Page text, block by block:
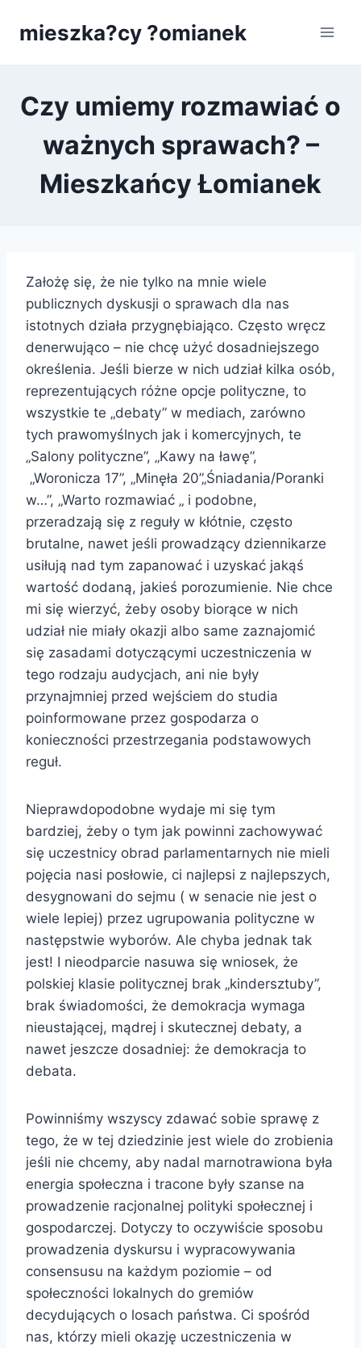
mieszka?cy ?omianek
Czy umiemy rozmawiać o
ważnych sprawach? –
Mieszkańcy Łomianek
Założę się, że nie tylko na mnie wiele
publicznych dyskusji o sprawach dla nas
istotnych działa przygnębiająco. Często wręcz
denerwująco – nie chcę użyć dosadniejszego
określenia. Jeśli bierze w nich udział kilka osób,
reprezentujących różne opcje polityczne, to
wszystkie te „debaty” w mediach, zarówno
tych prawomyślnych jak i komercyjnych, te
„Salony polityczne”, „Kawy na ławę”,
„Woronicza 17”, „Minęła 20”„Śniadania/Poranki
w…”, „Warto rozmawiać „ i podobne,
przeradzają się z reguły w kłótnie, często
brutalne, nawet jeśli prowadzący dziennikarze
usiłują nad tym zapanować i uzyskać jakąś
wartość dodaną, jakieś porozumienie. Nie chce
mi się wierzyć, żeby osoby biorące w nich
udział nie miały okazji albo same zaznajomić
się zasadami dotyczącymi uczestniczenia w
tego rodzaju audycjach, ani nie były
przynajmniej przed wejściem do studia
poinformowane przez gospodarza o
konieczności przestrzegania podstawowych
reguł.
Nieprawdopodobne wydaje mi się tym
bardziej, żeby o tym jak powinni zachowywać
się uczestnicy obrad parlamentarnych nie mieli
pojęcia nasi posłowie, ci najlepsi z najlepszych,
desygnowani do sejmu ( w senacie nie jest o
wiele lepiej) przez ugrupowania polityczne w
następstwie wyborów. Ale chyba jednak tak
jest! I nieodparcie nasuwa się wniosek, że
polskiej klasie politycznej brak „kindersztuby”,
brak świadomości, że demokracja wymaga
nieustającej, mądrej i skutecznej debaty, a
nawet jeszcze dosadniej: że demokracja to
debata.
Powinniśmy wszyscy zdawać sobie sprawę z
tego, że w tej dziedzinie jest wiele do zrobienia
jeśli nie chcemy, aby nadal marnotrawiona była
energia społeczna i tracone były szanse na
prowadzenie racjonalnej polityki społecznej i
gospodarczej. Dotyczy to oczywiście sposobu
prowadzenia dyskursu i wypracowywania
consensusu na każdym poziomie – od
społeczności lokalnych do gremiów
decydujących o losach państwa. Ci spośród
nas, którzy mieli okazję uczestniczenia w